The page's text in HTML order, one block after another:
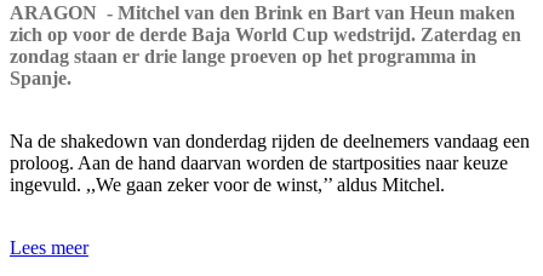
ARAGON - Mitchel van den Brink en Bart van Heun maken
zich op voor de derde Baja World Cup wedstrijd. Zaterdag en
zondag staan er drie lange proeven op het programma in
Spanje.
Na de shakedown van donderdag rijden de deelnemers vandaag een
proloog. Aan de hand daarvan worden de startposities naar keuze
ingevuld. ,,We gaan zeker voor de winst,’’ aldus Mitchel.
Lees meer